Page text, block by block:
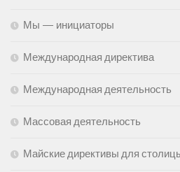
Мы — инициаторы
Международная директива
Международная деятельность
Массовая деятельность
Майские директивы для